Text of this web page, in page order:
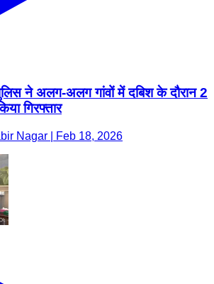
ने अलग-अलग गांवों में दबिश के दौरान 2
गिरफ्तार
Nagar | Feb 18, 2026